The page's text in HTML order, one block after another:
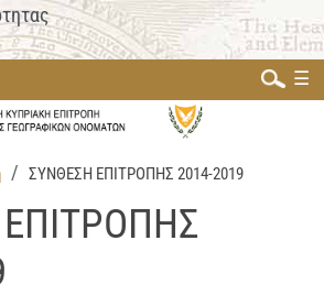
☰
ΣΥΝΘΕΣΗ ΕΠΙΤΡΟΠΗΣ 2014-2019